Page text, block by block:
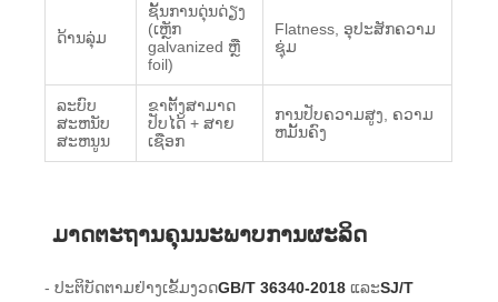
ດ້ານລຸ່ມ
ຊັ້ນການດຸ່ນດ່ຽງ
(ເຫຼັກ
galvanized ຫຼື
foil)
Flatness, ອຸປະສັກຄວາມ
ຊຸ່ມ
ລະບົບ
ສະຫນັບ
ສະຫນູນ
ຂາຕັ້ງສາມາດ
ປັບໄດ້ + ສາຍ
ເຊືອກ
ການປັບຄວາມສູງ, ຄວາມ
ຫມັ້ນຄົງ
ມາດຕະຖານຄຸນນະພາບການຜະລິດ
- ປະຕິບັດຕາມຢ່າງເຂັ້ມງວດGB/T 36340-2018 ແລະSJ/T